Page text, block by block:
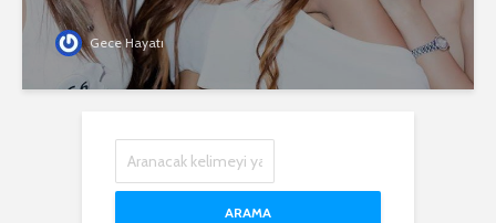
Gece Hayatı
ARAMA